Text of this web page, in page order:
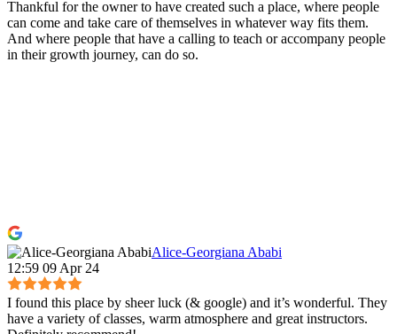
Thankful for the owner to have created such a place, where people
can come and take care of themselves in whatever way fits them.
And where people that have a calling to teach or accompany people
in their growth journey, can do so.
Alice-Georgiana Ababi
12:59 09 Apr 24
I found this place by sheer luck (& google) and it’s wonderful. They
have a variety of classes, warm atmosphere and great instructors.